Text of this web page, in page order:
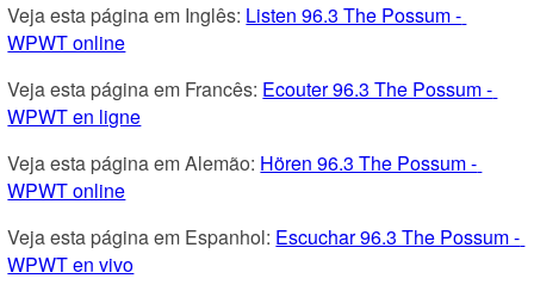
Veja esta página em Inglês: Listen 96.3 The Possum -
WPWT online
Veja esta página em Francês: Ecouter 96.3 The Possum -
WPWT en ligne
Veja esta página em Alemão: Hören 96.3 The Possum -
WPWT online
Veja esta página em Espanhol: Escuchar 96.3 The Possum -
WPWT en vivo